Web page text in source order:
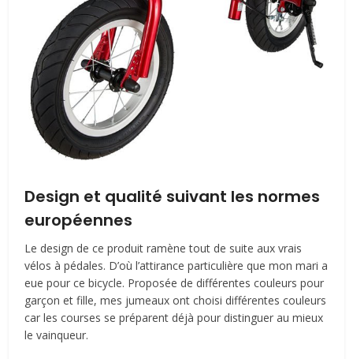
Design et qualité suivant les normes
européennes
Le design de ce produit ramène tout de suite aux vrais
vélos à pédales. D’où l’attirance particulière que mon mari a
eue pour ce bicycle. Proposée de différentes couleurs pour
garçon et fille, mes jumeaux ont choisi différentes couleurs
car les courses se préparent déjà pour distinguer au mieux
le vainqueur.